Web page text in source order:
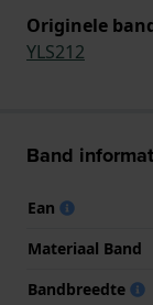
Originele
YLS212
Band
Ean
Materiaal Band
Bandbreedte